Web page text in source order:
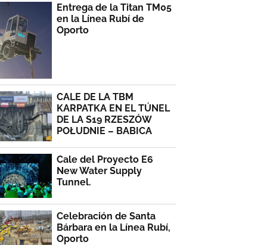
Entrega de la Titan TM05
en la Línea Rubí de
Oporto
CALE DE LA TBM
KARPATKA EN EL TÚNEL
DE LA S19 RZESZÓW
POŁUDNIE – BABICA
Cale del Proyecto E6
New Water Supply
Tunnel.
Celebración de Santa
Bárbara en la Línea Rubí,
Oporto